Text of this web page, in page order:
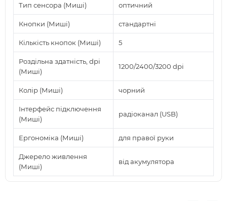
Тип сенсора (Миші) оптичний
Кнопки (Миші) стандартні
Кількість кнопок (Миші) 5
Роздільна здатність, dpi
(Миші)
1200/2400/3200 dpi
Колір (Миші) чорний
Інтерфейс підключення
(Миші)
радіоканал (USB)
Ергономіка (Миші) для правої руки
Джерело живлення
(Миші)
від акумулятора